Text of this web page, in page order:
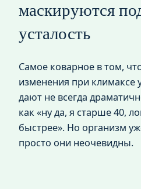
маскируются
усталость
Самое коварное в том,
изменения при климаксе
дают не всегда
как «ну да, я старше 40,
быстрее». Но организм
просто они неочевидны.